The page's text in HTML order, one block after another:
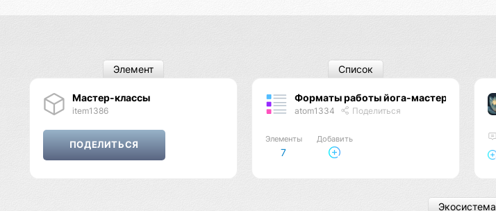
Мастер-классы
item1386
Элемент
Форматы работы йога-мастеров
atom1334 Поделиться
Элементы
7
Добавить
Список
Экосистема